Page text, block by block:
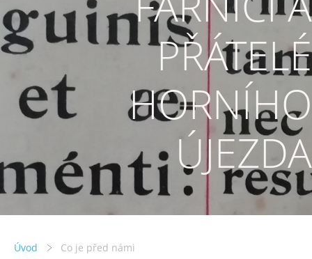
PŘÁTELÉ
HORNÍHO
ÚJEZDA
Úvod Co je před námi